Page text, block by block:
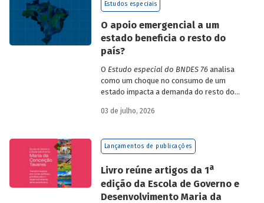
para analisar a evolução da renda dos
Estudos especiais
O apoio emergencial a um
estado beneficia o resto do
país?
O Estudo especial do BNDES 76analisa
como um choque no consumo de um
estado impacta a demanda do resto do
Grande do Sul.
03 de julho, 2026
Lançamentos de publicações
Livro reúne artigos da 1a
edição da Escola de Governo e
Desenvolvimento Maria da